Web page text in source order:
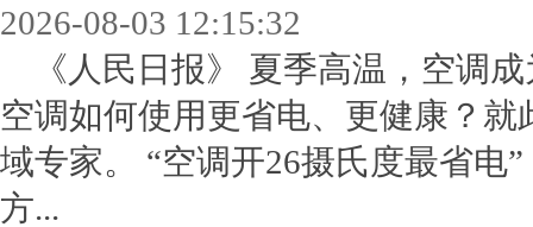
2026-08-03 12:15:32
《人民日报》 夏季高温，空调
空调如何使用更省电、更健康？
域专家。 “空调开26摄氏度最省电
方...